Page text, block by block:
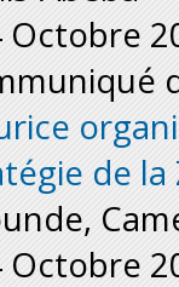
Octobre
de la
Octobre